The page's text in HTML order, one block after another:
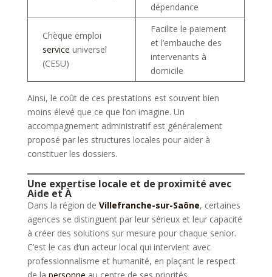
dépendance
Chèque emploi
service universel
(CESU)
Facilite le paiement
et l’embauche des
intervenants à
domicile
Ainsi, le coût de ces prestations est souvent bien
moins élevé que ce que l’on imagine. Un
accompagnement administratif est généralement
proposé par les structures locales pour aider à
constituer les dossiers.
Une expertise locale et de proximité avec
Aide et À
Dans la région de Villefranche-sur-Saône, certaines
agences se distinguent par leur sérieux et leur capacité
à créer des solutions sur mesure pour chaque senior.
C’est le cas d’un acteur local qui intervient avec
professionnalisme et humanité, en plaçant le respect